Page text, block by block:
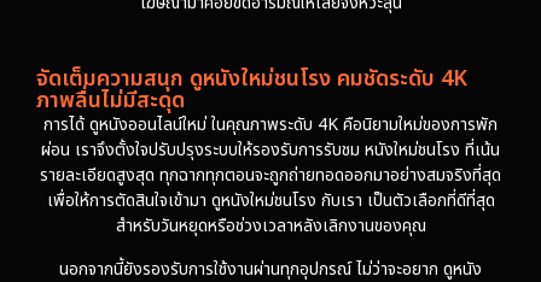
จัดเต็มความสนุก ดูหนังใหม่ชนโรง คมชัดระดับ 4K
ภาพลื่นไม่มีสะดุด
การได้ ดูหนังออนไลน์ใหม่ ในคุณภาพระดับ 4K คือนิยามใหม่ของการพัก
ผ่อน เราจึงตั้งใจปรับปรุงระบบให้รองรับการรับชม หนังใหม่ชนโรง ที่เน้น
รายละเอียดสูงสุด ทุกฉากทุกตอนจะถูกถ่ายทอดออกมาอย่างสมจริงที่สุด
เพื่อให้การตัดสินใจเข้ามา ดูหนังใหม่ชนโรง กับเรา เป็นตัวเลือกที่ดีที่สุด
สำหรับวันหยุดหรือช่วงเวลาหลังเลิกงานของคุณ
นอกจากนี้ยังรองรับการใช้งานผ่านทุกอุปกรณ์ ไม่ว่าจะอยาก ดูหนัง